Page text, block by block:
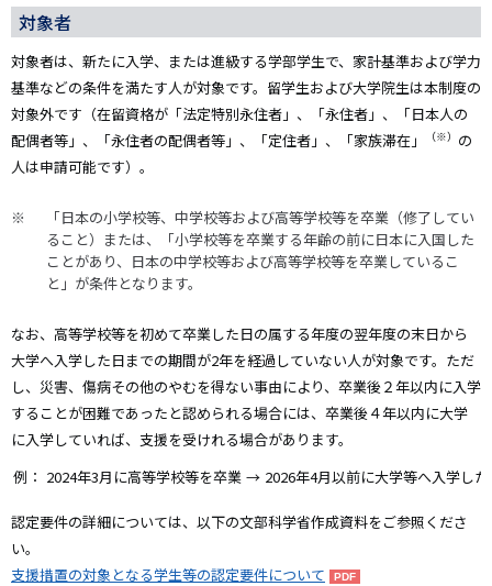
対象者
対象者は、新たに入学、または進級する学部学生で、家計基準および学力
基準などの条件を満たす人が対象です。留学生および大学院生は本制度の
対象外です（在留資格が「法定特別永住者」、「永住者」、「日本人の
配偶者等」、「永住者の配偶者等」、「定住者」、「家族滞在」
（※） の
人は申請可能です）。
「日本の小学校等、中学校等および高等学校等を卒業（修了してい
ること）または、「小学校等を卒業する年齢の前に日本に入国した
ことがあり、日本の中学校等および高等学校等を卒業しているこ
と」が条件となります。
なお、高等学校等を初めて卒業した日の属する年度の翌年度の末日から
大学へ入学した日までの期間が2年を経過していない人が対象です。ただ
し、災害、傷病その他のやむを得ない事由により、卒業後２年以内に入学
することが困難であったと認められる場合には、卒業後４年以内に大学
に入学していれば、支援を受けれる場合があります。
例： 2024年3月に高等学校等を卒業 → 2026年4月以前に大学等へ入学し
認定要件の詳細については、以下の文部科学省作成資料をご参照くださ
い。
支援措置の対象となる学生等の認定要件について